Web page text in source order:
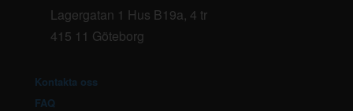
Lagergatan 1 Hus B19a, 4 tr
415 11 Göteborg
Kontakta oss
FAQ